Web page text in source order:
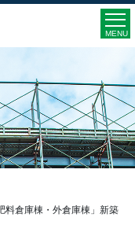
MENU
料倉庫棟・外倉庫棟」新築